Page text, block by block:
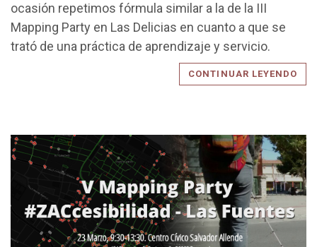
ocasión repetimos fórmula similar a la de la III
Mapping Party en Las Delicias en cuanto a que se
trató de una práctica de aprendizaje y servicio.
CONTINUAR LEYENDO